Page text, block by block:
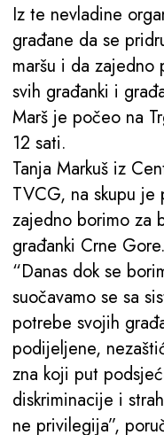
Iz te nevladine
građane da se
maršu i da zajedno
svih građanki i
Marš je počeo na
12 sati.
Tanja Markuš iz
TVCG, na skupu
zajedno borimo za
građanki Crne Gore.
“Danas dok se
suočavamo se sa
potrebe svojih
podijeljene,
zna koji put
diskriminacije i
ne privilegija”,